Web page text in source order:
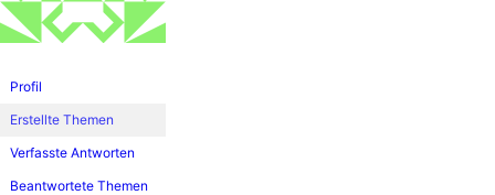
Profil
Erstellte Themen
Verfasste Antworten
Beantwortete Themen